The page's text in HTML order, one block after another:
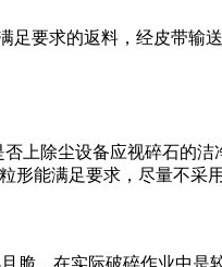
要求的返料，经皮带输
上除尘设备应视碎石的
形能满足要求，尽量不
脆，在实际破碎作业中是